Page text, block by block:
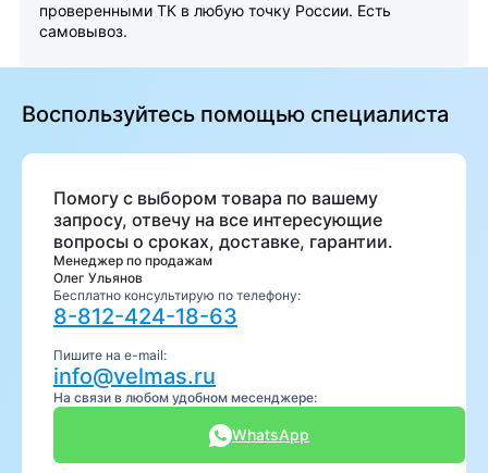
проверенными ТК в любую точку России. Есть
самовывоз.
Воспользуйтесь помощью специалиста
Помогу с выбором товара по вашему
запросу, отвечу на все интересующие
вопросы о сроках, доставке, гарантии.
Менеджер по продажам
Олег Ульянов
Бесплатно консультирую по телефону:
8-812-424-18-63
Пишите на e-mail:
info@velmas.ru
На связи в любом удобном месенджере:
WhatsApp